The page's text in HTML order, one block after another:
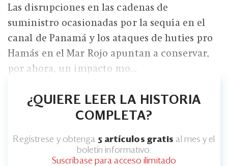
Las disrupciones en las cadenas de
suministro ocasionadas por la sequía en el
canal de Panamá y los ataques de hutíes pro
Hamás en el Mar Rojo apuntan a conservar,
por ahora, un impacto mo...
¿QUIERE LEER LA HISTORIA
COMPLETA?
Regístrese y obtenga 5 artículos gratis al mes y el
boletín informativo.
Suscríbase para acceso ilimitado